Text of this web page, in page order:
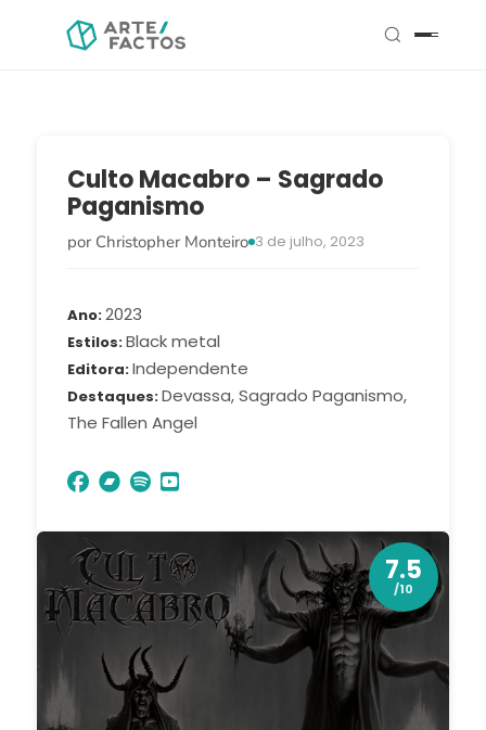
Culto Macabro – Sagrado
Paganismo
por Christopher Monteiro 3 de julho, 2023
Ano 2023
Estilos Black metal
Editora Independente
Destaques Devassa, Sagrado Paganismo,
The Fallen Angel
7.5
/10